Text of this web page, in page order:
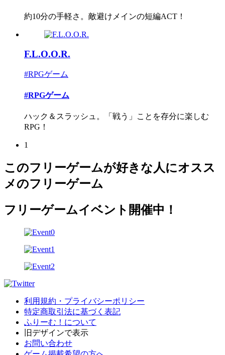
約10分の手軽さ。敵避けメインの短編ACT！
F.L.O.O.R.
#RPGゲーム
#RPGゲーム
ハック＆スラッシュ。「戦う」ことを存分に楽しむ
RPG！
1
このフリーゲームが好きな人にオスス
メのフリーゲーム
フリーゲームイベント開催中！
利用規約・プライバシーポリシー
特定商取引法に基づく表記
ふりーむ！について
旧デザインで表示
お問い合わせ